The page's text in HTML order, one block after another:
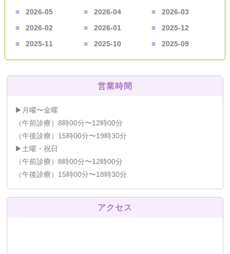
2026-05
2026-04
2026-03
2026-02
2026-01
2025-12
2025-11
2025-10 2025-09
営業時間
▶月曜〜金曜
（午前診療）8時00分〜12時00分
（午後診療）15時00分〜19時30分
▶土曜・祝日
（午前診療）8時00分〜12時00分
（午後診療）15時00分〜18時30分
アクセス